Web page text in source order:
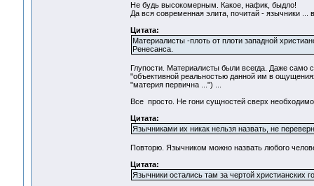
Не будь высокомерным. Какое, нафик, быдло!
Да вся современная элита, почитай - язычники
Цитата:
Материалисты -плоть от плоти западной
Ренесанса.
Глупости. Материалисты были всегда. Даже само
"объективной реальностью данной им в
"материя первична ...") ...
Все просто. Не гони сущностей сверх
Цитата:
Язычниками их никак нельзя назвать, не
Повторю. Язычником можно назвать любого
Цитата:
Язычники остались там за чертой христианских